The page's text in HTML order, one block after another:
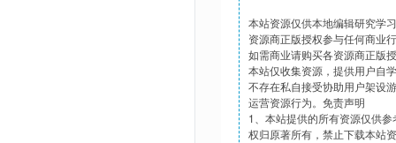
本站资源仅供本地编辑研究学
资源商正版授权参与任何商业
如需商业请购买各资源商正版
本站仅收集资源，提供用户自
不存在私自接受协助用户架设
运营资源行为。免责声明
1、本站提供的所有资源仅供
权归原著所有，禁止下载本站